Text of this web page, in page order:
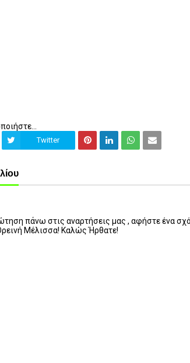
Twitter
πάνω στις αναρτήσεις μας , αφήστε ένα
Μέλισσα! Καλώς Ήρθατε!